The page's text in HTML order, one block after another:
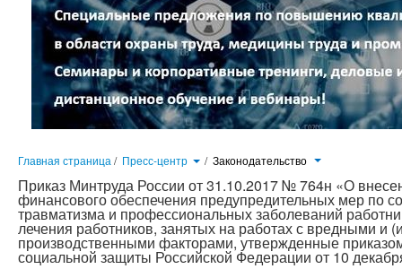
Главная страница / Пресс-центр / Законодательство
Приказ Минтруда России от 31.10.2017 № 764н «О
финансового обеспечения предупредительных мер по
травматизма и профессиональных заболеваний
лечения работников, занятых на работах с вредными и
производственными факторами, утвержденные
социальной защиты Российской Федерации от 10